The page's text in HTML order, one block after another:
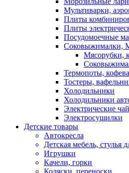
Мультиварки,
Плиты
Плиты
Посудомоечные
Соковыжималки,
Мясорубки,
Термопоты,
Тостеры,
Холодильники
Холодильники
Электрические
Электросушилки
Детские товары
Автокресла
Детская мебель, стулья
Игрушки
Качели, горки